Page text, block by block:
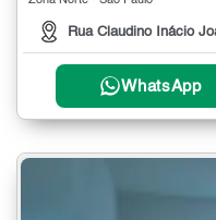
Rua Claudino Inácio
WhatsApp